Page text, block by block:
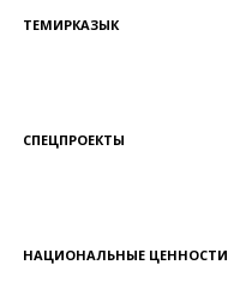
ТЕМИРКАЗЫК
СПЕЦПРОЕКТЫ
НАЦИОНАЛЬНЫЕ ЦЕННОСТИ